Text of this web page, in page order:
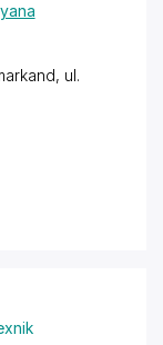
yana
ul.